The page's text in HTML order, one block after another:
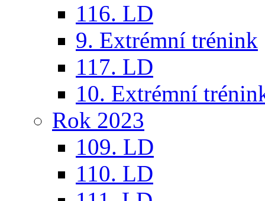
116. LD
9. Extrémní trénink
117. LD
10. Extrémní
Rok 2023
109. LD
110. LD